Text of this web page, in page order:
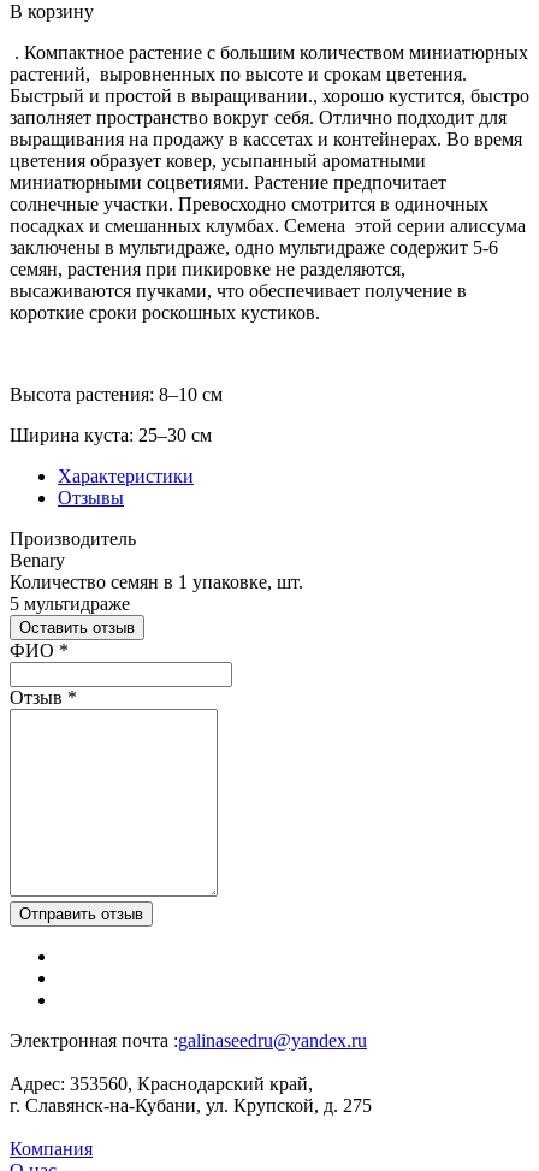
В корзину
. Компактное растение с большим количеством миниатюрных
растений, выровненных по высоте и срокам цветения.
Быстрый и простой в выращивании., хорошо кустится, быстро
заполняет пространство вокруг себя. Отлично подходит для
выращивания на продажу в кассетах и контейнерах. Во время
цветения образует ковер, усыпанный ароматными
миниатюрными соцветиями. Растение предпочитает
солнечные участки. Превосходно смотрится в одиночных
посадках и смешанных клумбах. Семена этой серии алиссума
заключены в мультидраже, одно мультидраже содержит 5-6
семян, растения при пикировке не разделяются,
высаживаются пучками, что обеспечивает получение в
короткие сроки роскошных кустиков.
Высота растения: 8–10 см
Ширина куста: 25–30 см
Характеристики
Отзывы
Производитель
Benary
Количество семян в 1 упаковке, шт.
5 мультидраже
Оставить отзыв
Ваш отзыв был отправлен!
ФИО *
Отзыв *
Отправить отзыв
Электронная почта :galinaseedru@yandex.ru
Адрес: 353560, Краснодарский край,
г. Славянск-на-Кубани, ул. Крупской, д. 275
Компания